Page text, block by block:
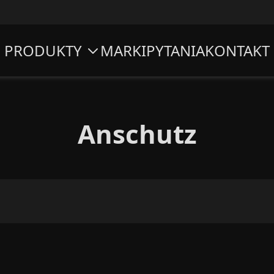
PRODUKTY MARKIPYTANIAKONTAKT
Anschutz